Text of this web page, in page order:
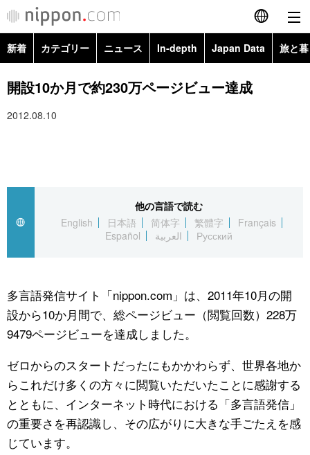
English
简体字
العربية
社会
文化
科学・技術
暮らし
スポーツ・東京2020
旅と暮らし
動画/Live
Books
Cinema
Topics
新着 カテゴリー ニュース In-depth Japan Data 旅と
政治・外交
経済・ビジネス
社会
文化
科学・技術
暮らし
スポーツ・東京2020
お知らせ
開設10か月で約230万ページビュー達成
2012.08.10
他の言語で読む
English
日本語 简体字 繁體字
Français
Español
العربية Русский
多言語発信サイト「nippon.com」は、2011年10月の開
設から10か月間で、総ページビュー（閲覧回数）228万
9479ページビューを達成しました。
ゼロからのスタートだったにもかかわらず、世界各地か
らこれだけ多くの方々に閲覧いただいたことに感謝する
とともに、インターネット時代における「多言語発信」
の重要さを再認識し、その広がりに大きな手ごたえを感
じています。